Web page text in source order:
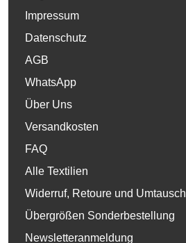
Impressum
Datenschutz
AGB
WhatsApp
Über Uns
Versandkosten
FAQ
Alle Textilien
Widerruf, Retoure und Umtausch
Übergrößen Sonderbestellung
Newsletteranmeldung